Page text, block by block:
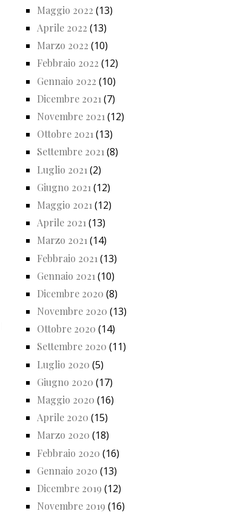
Maggio 2022 (13)
Aprile 2022 (13)
Marzo 2022 (10)
Febbraio 2022 (12)
Gennaio 2022 (10)
Dicembre 2021 (7)
Novembre 2021 (12)
Ottobre 2021(13)
Settembre 2021(8)
Luglio 2021 (2)
Giugno 2021 (12)
Maggio 2021 (12)
Aprile 2021 (13)
Marzo 2021(14)
Febbraio 2021 (13)
Gennaio 2021 (10)
Dicembre 2020 (8)
Novembre 2020 (13)
Ottobre 2020 (14)
Settembre 2020 (11)
Luglio 2020 (5)
Giugno 2020 (17)
Maggio 2020 (16)
Aprile 2020 (15)
Marzo 2020 (18)
Febbraio 2020 (16)
Gennaio 2020 (13)
Dicembre 2019 (12)
Novembre 2019 (16)